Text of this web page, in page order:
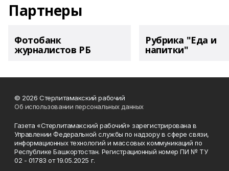
Партнеры
Фотобанк
журналистов РБ
Рубрика "Еда и
напитки"
© 2026 Стерлитамакский рабочий
Об использовании персональных данных
Газета «Стерлитамакский рабочий» зарегистрирована в
Управлении Федеральной службы по надзору в сфере связи,
информационных технологий и массовых коммуникаций по
Республике Башкортостан. Регистрационный номер ПИ № ТУ
02 - 01783 от 19.05.2025 г.